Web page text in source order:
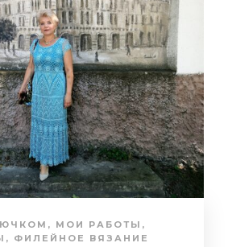
, МОИ РАБОТЫ ,
, ФИЛЕЙНОЕ ВЯЗАНИЕ